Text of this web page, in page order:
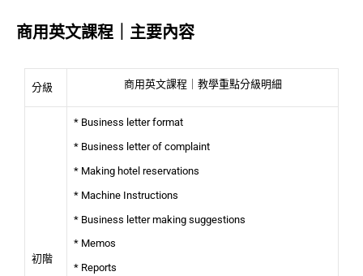
商用英文課程｜主要內容
分級 商用英文課程｜教學重點分級明細
初階
* Business letter format
* Business letter of complaint
* Making hotel reservations
* Machine Instructions
* Business letter making suggestions
* Memos
* Reports